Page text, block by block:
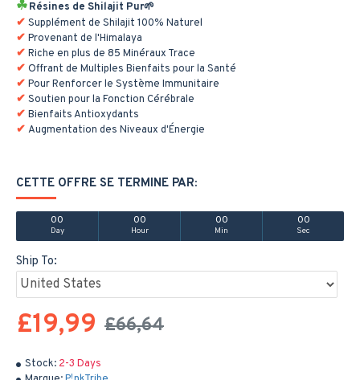
Résines de Shilajit Pur🌱
Supplément de Shilajit 100% Naturel
Provenant de l'Himalaya
Riche en plus de 85 Minéraux Trace
Offrant de Multiples Bienfaits pour la Santé
Pour Renforcer le Système Immunitaire
Soutien pour la Fonction Cérébrale
Bienfaits Antioxydants
Augmentation des Niveaux d'Énergie
Stock: 2-3 Days
CETTE OFFRE SE TERMINE PAR:
00
Day
00
Hour
00
Min
00
Sec
£19,99 £66,64
Ship To: